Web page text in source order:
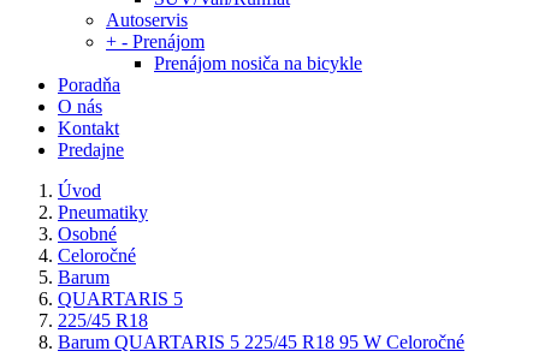
Autoservis
+ - Prenájom
Prenájom nosiča na bicykle
Poradňa
O nás
Kontakt
Predajne
Úvod
Pneumatiky
Osobné
Celoročné
Barum
QUARTARIS 5
225/45 R18
Barum QUARTARIS 5 225/45 R18 95 W Celoročné